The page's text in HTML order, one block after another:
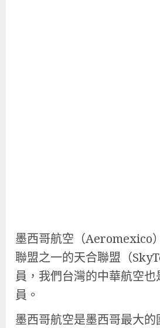
墨西哥航空（Aeromexico
聯盟之一的天合聯盟（
員，我們台灣的中華航空
員。
墨西哥航空是墨西哥最大的